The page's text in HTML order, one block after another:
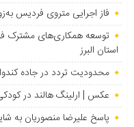
فاز اجرایی متروی فردیس
توسعه همکاری‌های مشترک
استان البرز
محدودیت تردد در جاده
عکس | ارلینگ هالند در
پاسخ علیرضا منصوریان به